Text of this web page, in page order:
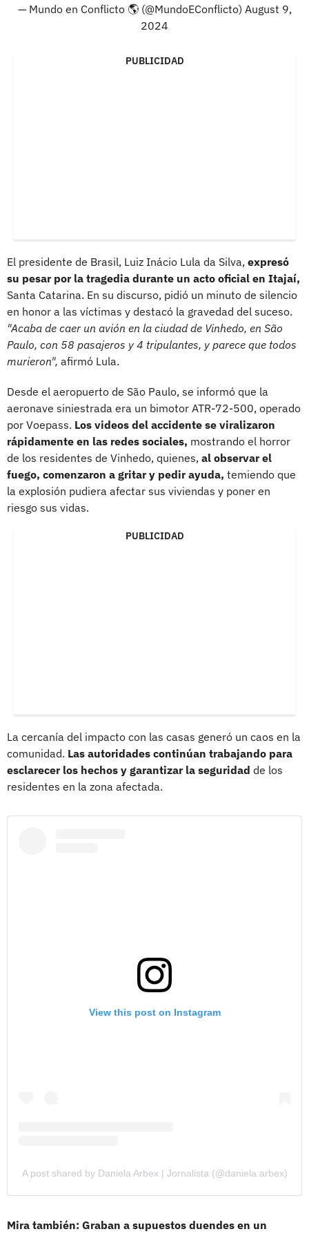
— Mundo en Conflicto 🌎 (@MundoEConflicto) August 9,
2024
PUBLICIDAD
El presidente de Brasil, Luiz Inácio Lula da Silva, expresó
su pesar por la tragedia durante un acto oficial en Itajaí,
Santa Catarina. En su discurso, pidió un minuto de silencio
en honor a las víctimas y destacó la gravedad del suceso.
"Acaba de caer un avión en la ciudad de Vinhedo, en São
Paulo, con 58 pasajeros y 4 tripulantes, y parece que todos
murieron", afirmó Lula.
Desde el aeropuerto de São Paulo, se informó que la
aeronave siniestrada era un bimotor ATR-72-500, operado
por Voepass. Los videos del accidente se viralizaron
rápidamente en las redes sociales, mostrando el horror
de los residentes de Vinhedo, quienes, al observar el
fuego, comenzaron a gritar y pedir ayuda, temiendo que
la explosión pudiera afectar sus viviendas y poner en
riesgo sus vidas.
PUBLICIDAD
La cercanía del impacto con las casas generó un caos en la
comunidad. Las autoridades continúan trabajando para
esclarecer los hechos y garantizar la seguridad de los
residentes en la zona afectada.
View this post on Instagram
A post shared by Daniela Arbex | Jornalista (@daniela.arbex)
Mira también: Graban a supuestos duendes en un